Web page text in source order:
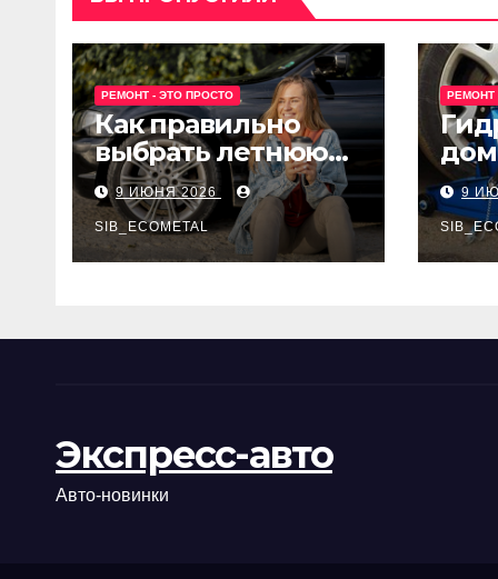
РЕМОНТ - ЭТО ПРОСТО
Как правильно
выбрать летнюю
резину для
машины?
9 ИЮНЯ 2026
SIB_ECOMETAL
РЕМОНТ
9
Экспресс-авто
Авто-новинки